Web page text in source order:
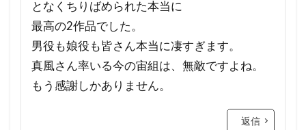
となくちりばめられた本当に
最高の2作品でした。
男役も娘役も皆さん本当に凄すぎます。
真風さん率いる今の宙組は、無敵ですよね。
もう感謝しかありません。
返信